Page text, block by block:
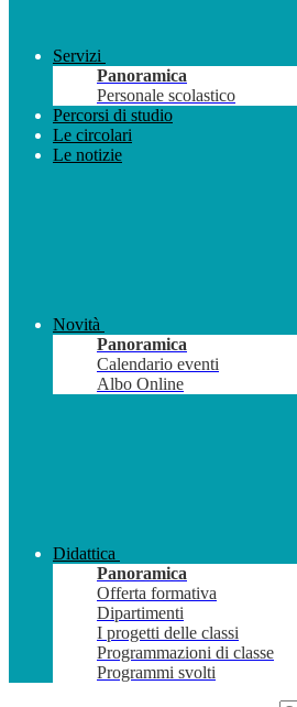
Servizi
Panoramica
Personale scolastico
Percorsi di studio
Le circolari
Le notizie
Novità
Panoramica
Calendario eventi
Albo Online
Didattica
Panoramica
Offerta formativa
Dipartimenti
I progetti delle classi
Programmazioni di classe
Programmi svolti